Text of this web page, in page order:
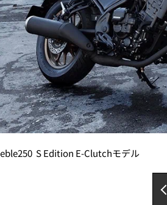
S Edition E-Clutchモデル